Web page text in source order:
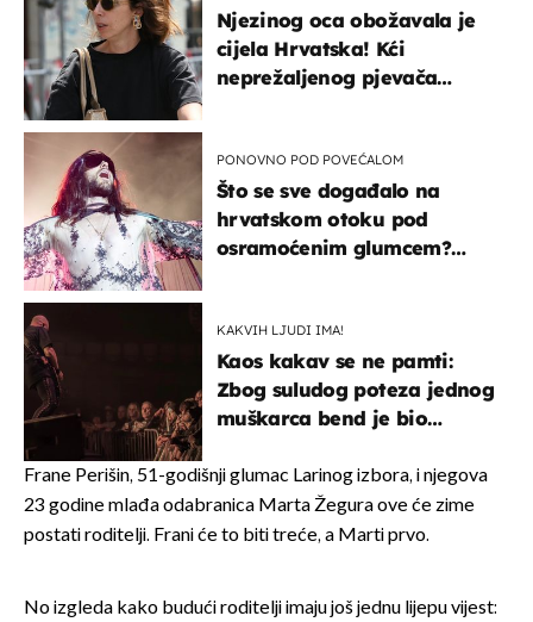
Njezinog oca obožavala je
cijela Hrvatska! Kći
neprežaljenog pjevača
PONOVNO POD POVEĆALOM
Što se sve događalo na
hrvatskom otoku pod
osramoćenim glumcem?
KAKVIH LJUDI IMA!
Kaos kakav se ne pamti:
Zbog suludog poteza jednog
muškarca bend je bio
Frane Perišin, 51-godišnji glumac Larinog izbora, i njegova
23 godine mlađa odabranica Marta Žegura ove će zime
postati roditelji. Frani će to biti treće, a Marti prvo.
No izgleda kako budući roditelji imaju još jednu lijepu vijest: